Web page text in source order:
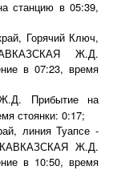
в 05:39,
Горячий Ключ,
Ж.Д.
в 07:23, время
Прибытие на
стоянки: 0:17;
линия Туапсе -
КАВКАЗСКАЯ Ж.Д.
в 10:50, время